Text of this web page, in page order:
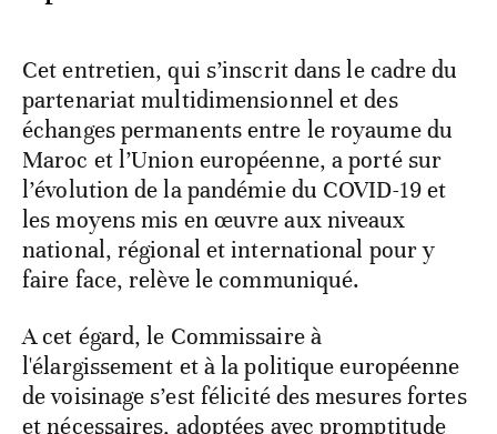
Cet entretien, qui s’inscrit dans le cadre du
partenariat multidimensionnel et des
échanges permanents entre le royaume du
Maroc et l’Union européenne, a porté sur
l’évolution de la pandémie du COVID-19 et
les moyens mis en œuvre aux niveaux
national, régional et international pour y
faire face, relève le communiqué.
A cet égard, le Commissaire à
l'élargissement et à la politique européenne
de voisinage s’est félicité des mesures fortes
et nécessaires, adoptées avec promptitude